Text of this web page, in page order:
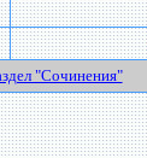
"Сочинения"